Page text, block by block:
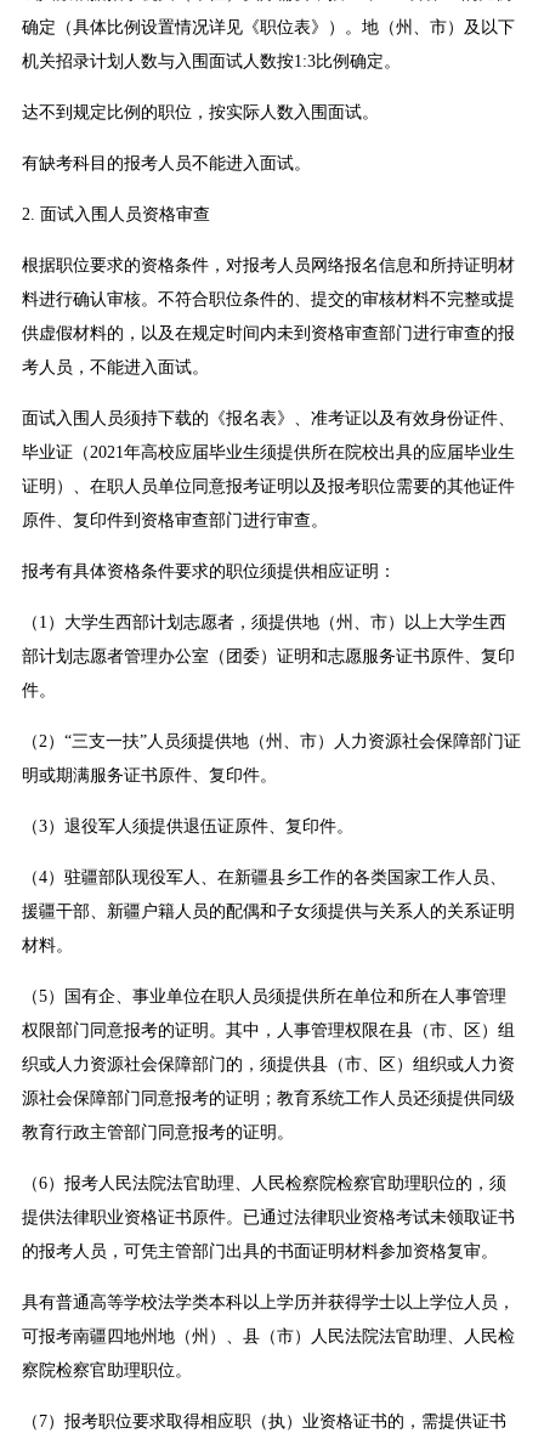
确定（具体比例设置情况详见《职位表》）。地（州、市）及以下
机关招录计划人数与入围面试人数按1:3比例确定。
达不到规定比例的职位，按实际人数入围面试。
有缺考科目的报考人员不能进入面试。
2. 面试入围人员资格审查
根据职位要求的资格条件，对报考人员网络报名信息和所持证明材
料进行确认审核。不符合职位条件的、提交的审核材料不完整或提
供虚假材料的，以及在规定时间内未到资格审查部门进行审查的报
考人员，不能进入面试。
面试入围人员须持下载的《报名表》、准考证以及有效身份证件、
毕业证（2021年高校应届毕业生须提供所在院校出具的应届毕业生
证明）、在职人员单位同意报考证明以及报考职位需要的其他证件
原件、复印件到资格审查部门进行审查。
报考有具体资格条件要求的职位须提供相应证明：
（1）大学生西部计划志愿者，须提供地（州、市）以上大学生西
部计划志愿者管理办公室（团委）证明和志愿服务证书原件、复印
件。
（2）“三支一扶”人员须提供地（州、市）人力资源社会保障部门证
明或期满服务证书原件、复印件。
（3）退役军人须提供退伍证原件、复印件。
（4）驻疆部队现役军人、在新疆县乡工作的各类国家工作人员、
援疆干部、新疆户籍人员的配偶和子女须提供与关系人的关系证明
材料。
（5）国有企、事业单位在职人员须提供所在单位和所在人事管理
权限部门同意报考的证明。其中，人事管理权限在县（市、区）组
织或人力资源社会保障部门的，须提供县（市、区）组织或人力资
源社会保障部门同意报考的证明；教育系统工作人员还须提供同级
教育行政主管部门同意报考的证明。
（6）报考人民法院法官助理、人民检察院检察官助理职位的，须
提供法律职业资格证书原件。已通过法律职业资格考试未领取证书
的报考人员，可凭主管部门出具的书面证明材料参加资格复审。
具有普通高等学校法学类本科以上学历并获得学士以上学位人员，
可报考南疆四地州地（州）、县（市）人民法院法官助理、人民检
察院检察官助理职位。
（7）报考职位要求取得相应职（执）业资格证书的，需提供证书